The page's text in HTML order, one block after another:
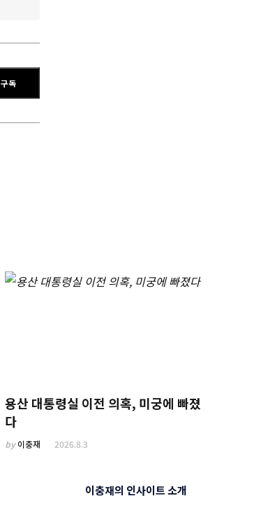
구독
용산 대통령실 이전 의혹, 미궁에 빠졌
다
by이충재 2026.8.3
이충재의 인사이트 소개